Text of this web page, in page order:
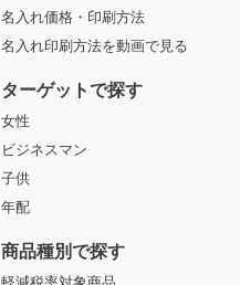
名入れ価格・印刷方法
名入れ印刷方法を動画で見る
ターゲットで探す
女性
ビジネスマン
子供
年配
商品種別で探す